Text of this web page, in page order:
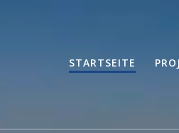
STARTSEITE